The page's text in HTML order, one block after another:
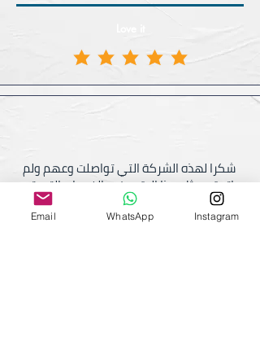
رامي الأدهم Email WhatsApp Instagram